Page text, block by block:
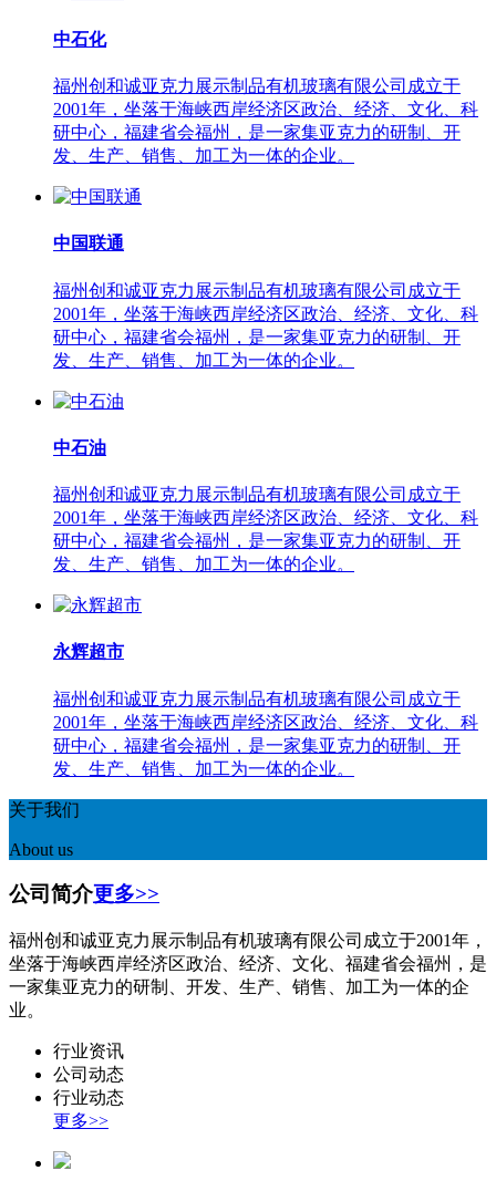
中石化
福州创和诚亚克力展示制品有机玻璃有限公司成立于
2001年，坐落于海峡西岸经济区政治、经济、文化、科
研中心，福建省会福州，是一家集亚克力的研制、开
发、生产、销售、加工为一体的企业。
中国联通
福州创和诚亚克力展示制品有机玻璃有限公司成立于
2001年，坐落于海峡西岸经济区政治、经济、文化、科
研中心，福建省会福州，是一家集亚克力的研制、开
发、生产、销售、加工为一体的企业。
中石油
福州创和诚亚克力展示制品有机玻璃有限公司成立于
2001年，坐落于海峡西岸经济区政治、经济、文化、科
研中心，福建省会福州，是一家集亚克力的研制、开
发、生产、销售、加工为一体的企业。
永辉超市
福州创和诚亚克力展示制品有机玻璃有限公司成立于
2001年，坐落于海峡西岸经济区政治、经济、文化、科
研中心，福建省会福州，是一家集亚克力的研制、开
发、生产、销售、加工为一体的企业。
关于我们
About us
公司简介更多>>
福州创和诚亚克力展示制品有机玻璃有限公司成立于2001年，
坐落于海峡西岸经济区政治、经济、文化、福建省会福州，是
一家集亚克力的研制、开发、生产、销售、加工为一体的企
业。
行业资讯
公司动态
行业动态
更多>>